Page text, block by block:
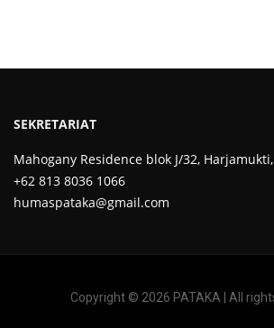
SEKRETARIAT
Mahogany Residence blok J/32,
+62 813 8036 1066
humaspataka@gmail.com
Copyright © 2026 PATAKA | All